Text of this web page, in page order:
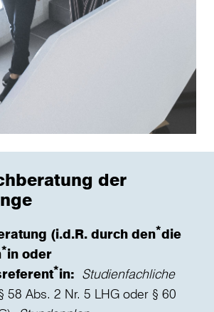
der
(i.d.R. durch den*die
*in oder
*in: Studienfachliche
58 Abs. 2 Nr. 5 LHG oder § 60